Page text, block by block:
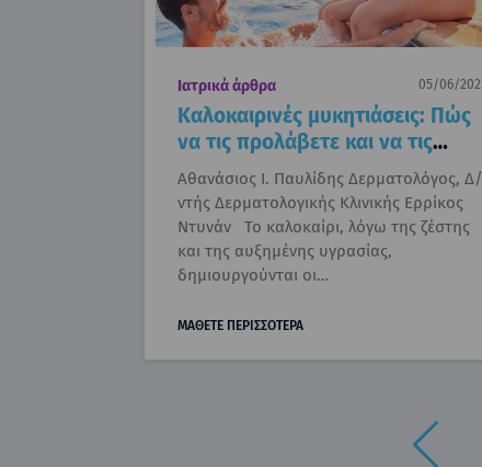
Ιατρικά άρθρα 05/06/
Καλοκαιρινές μυκητιάσεις: Πώς
να τις προλάβετε και να τις
αντιμετωπίσετε
Αθανάσιος Ι. Παυλίδης Δερματολόγος, Δ/
ντής Δερματολογικής Κλινικής Ερρίκος
Ντυνάν Το καλοκαίρι, λόγω της ζέστης
και της αυξημένης υγρασίας,
δημιουργούνται οι…
ΜΑΘΕΤΕ ΠΕΡΙΣΣΟΤΕΡΑ